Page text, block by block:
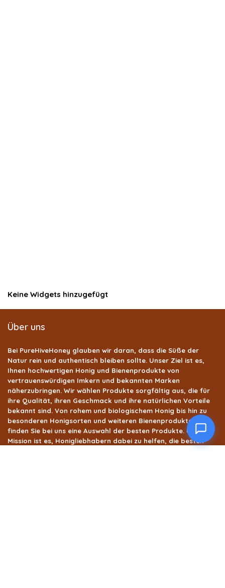
Keine Widgets hinzugefügt
Über uns
Bei PureHiveHoney glauben wir daran, dass die Süße der
Natur rein und authentisch bleiben sollte. Unser Ziel ist es,
Ihnen hochwertigen Honig und Bienenprodukte von
vertrauenswürdigen Imkern und bekannten Marken
näherzubringen. Wir wählen Produkte sorgfältig aus, die für
ihre Qualität, ihren Geschmack und ihre natürlichen Vorteile
bekannt sind. Von rohem und biologischem Honig bis hin zu
besonderen Honigsorten und weiteren Bienenprodukten
finden Sie bei uns eine Auswahl der besten Produkte. Unsere
Mission ist es, Honigliebhabern dabei zu helfen, die besten